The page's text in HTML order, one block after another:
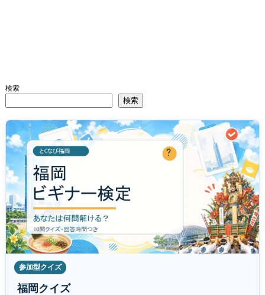
検索
検索
参加型クイズ
福岡クイズ